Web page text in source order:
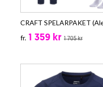
CRAFT SPELARPAKET
fr. 1 359 kr 1 705 kr